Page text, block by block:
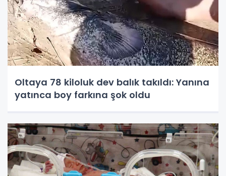
Oltaya 78 kiloluk dev balık takıldı: Yanına
yatınca boy farkına şok oldu